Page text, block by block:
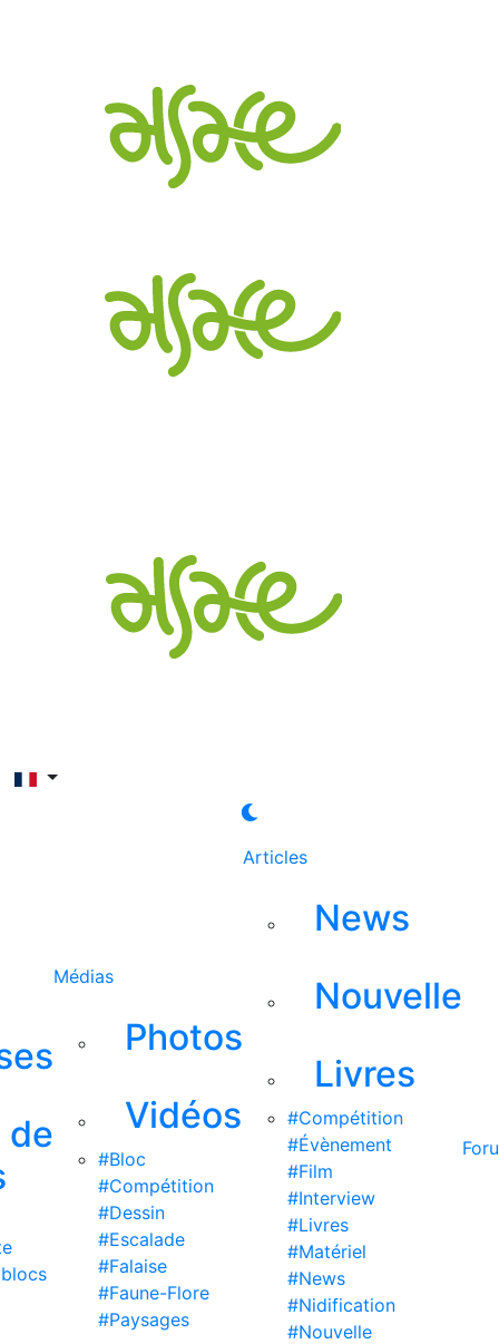
de
Médias
Photos
Vidéos
#Bloc
#Compétition
#Dessin
#Escalade
#Falaise
#Faune-Flore
#Paysages
Articles
News
Nouvelle
Livres
#Compétition
#Évènement
#Film
#Interview
#Livres
#Matériel
#News
#Nidification
#Nouvelle